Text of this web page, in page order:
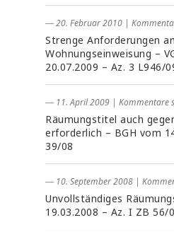
― 20. Februar 2010 |
Strenge Anforderungen
Wohnungseinweisung –
20.07.2009 – Az. 3 L946/
― 11. April 2009 | Kommentare
Räumungstitel auch
erforderlich – BGH vom
39/08
― 10. September 2008 |
Unvollständiges
19.03.2008 – Az. I ZB 56/